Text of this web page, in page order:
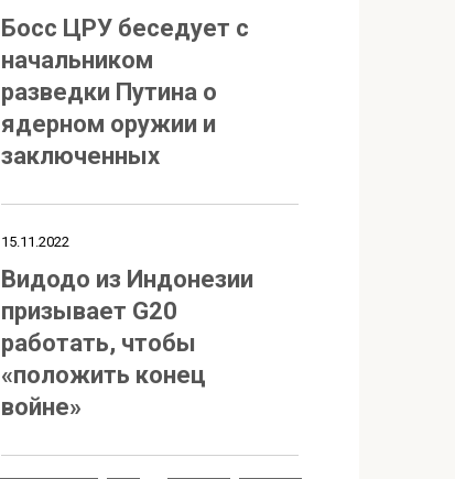
Босс ЦРУ беседует с
начальником
разведки Путина о
ядерном оружии и
заключенных
15.11.2022
Видодо из Индонезии
призывает G20
работать, чтобы
«положить конец
войне»